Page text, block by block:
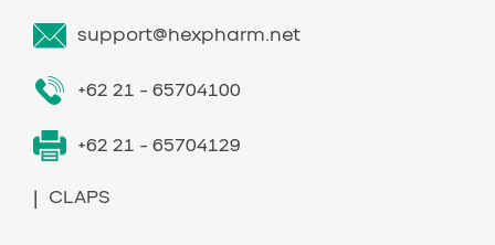
support@hexpharm.net
+62 21 - 65704100
+62 21 - 65704129
| CLAPS